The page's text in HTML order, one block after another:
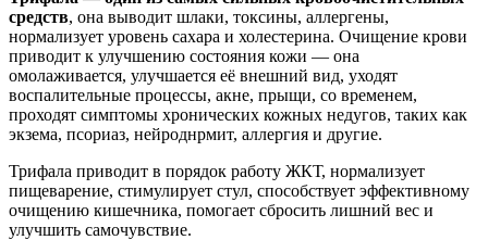
средств, она выводит шлаки, токсины, аллергены,
нормализует уровень сахара и холестерина. Очищение крови
приводит к улучшению состояния кожи — она
омолаживается, улучшается её внешний вид, уходят
воспалительные процессы, акне, прыщи, со временем,
проходят симптомы хронических кожных недугов, таких как
экзема, псориаз, нейроднрмит, аллергия и другие.
Трифала приводит в порядок работу ЖКТ, нормализует
пищеварение, стимулирует стул, способствует эффективному
очищению кишечника, помогает сбросить лишний вес и
улучшить самочувствие.